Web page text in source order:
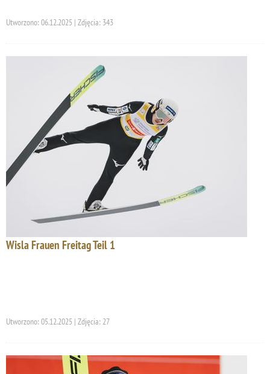
Utworzono: 06.12.2025 | Zdjęcia: 343
Wisla Frauen Freitag Teil 1
Utworzono: 05.12.2025 | Zdjęcia: 27